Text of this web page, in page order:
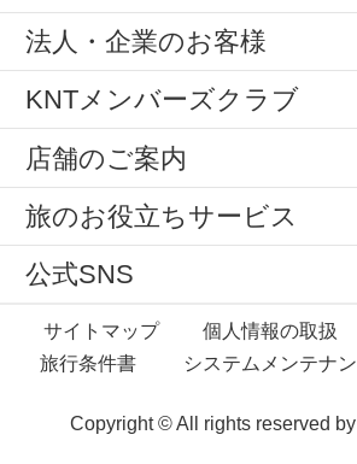
法人・企業のお客様
KNTメンバーズクラブ
店舗のご案内
旅のお役立ちサービス
公式SNS
サイトマップ 個人情報の取扱
旅行条件書
システムメンテナ
Copyright © All rights reserved by